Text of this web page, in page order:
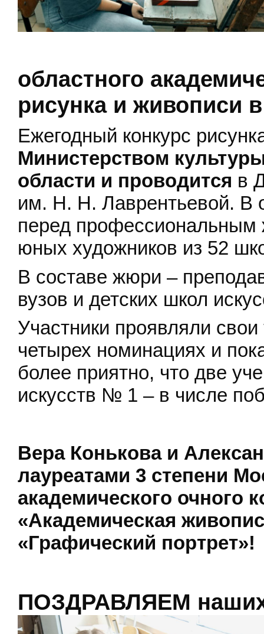
областного
рисунка и живописи
Ежегодный конкурс
Министерством
области и проводится в
им. Н. Н. Лаврентьевой. В
перед профессиональным
юных художников из 52
В составе жюри –
вузов и детских школ
Участники проявляли
четырех номинациях и
более приятно, что две
искусств № 1 – в числе
Вера Конькова и
лауреатами 3 степени
академического очного
«Академическая
«Графический портрет»!
ПОЗДРАВЛЯЕМ наших